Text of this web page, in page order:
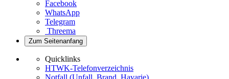
Facebook
WhatsApp
Telegram
Threema
Zum Seitenanfang
Quicklinks
HTWK-Telefonverzeichnis
Notfall (Unfall, Brand, Havarie)